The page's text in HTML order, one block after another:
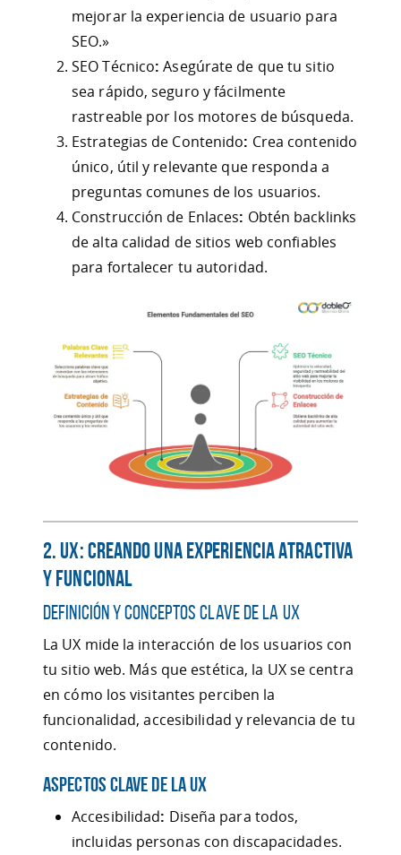
mejorar la experiencia de usuario para
SEO.»
SEO Técnico: Asegúrate de que tu sitio
sea rápido, seguro y fácilmente
rastreable por los motores de búsqueda.
Estrategias de Contenido: Crea contenido
único, útil y relevante que responda a
preguntas comunes de los usuarios.
Construcción de Enlaces: Obtén backlinks
de alta calidad de sitios web confiables
para fortalecer tu autoridad.
2. UX: Creando una Experiencia Atractiva
y Funcional
Definición y Conceptos Clave de la UX
La UX mide la interacción de los usuarios con
tu sitio web. Más que estética, la UX se centra
en cómo los visitantes perciben la
funcionalidad, accesibilidad y relevancia de tu
contenido.
Aspectos Clave de la UX
Accesibilidad: Diseña para todos,
incluidas personas con discapacidades.